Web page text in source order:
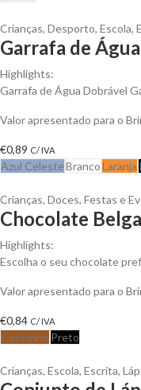
Crianças, Desporto, Escola,
Garrafa de
Highlights:
Garrafa de Água Dobrável
Valor apresentado para o
€0,89 C/ IVA
Azul CelesteBrancoLaranja
Crianças, Doces, Festas e
Chocolate
Highlights:
Escolha o seu chocolate
Valor apresentado para o
€0,84 C/ IVA
Castanho Preto
Crianças, Escola, Escrita,